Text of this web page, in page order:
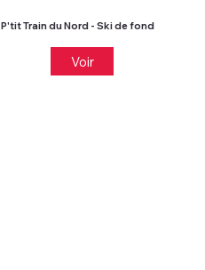
P'tit Train du Nord - Ski de fond
Voir